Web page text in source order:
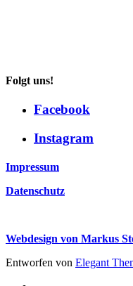
Folgt uns!
Facebook
Instagram
Impressum
Datenschutz
Webdesign von Markus
Entworfen von Elegant